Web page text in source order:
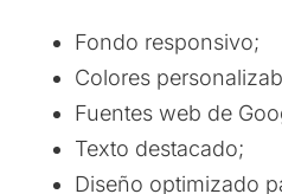
Fondo responsivo;
Colores
Fuentes web de
Texto destacado;
Diseño optimizado